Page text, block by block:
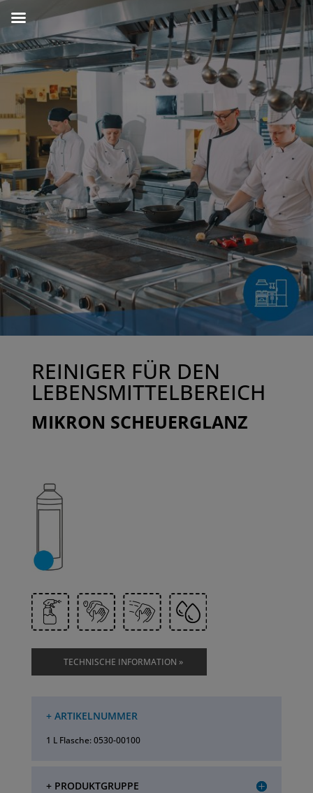
REINIGER FÜR DEN
LEBENSMITTELBEREICH
MIKRON SCHEUERGLANZ
TECHNISCHE INFORMATION »
+ ARTIKELNUMMER
1 L Flasche: 0530-00100
+ PRODUKTGRUPPE